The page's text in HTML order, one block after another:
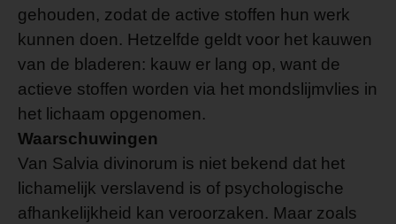
gehouden, zodat de active stoffen hun werk
kunnen doen. Hetzelfde geldt voor het kauwen
van de bladeren: kauw er lang op, want de
actieve stoffen worden via het mondslijmvlies in
het lichaam opgenomen.
Waarschuwingen
Van Salvia divinorum is niet bekend dat het
lichamelijk verslavend is of psychologische
afhankelijkheid kan veroorzaken. Maar zoals